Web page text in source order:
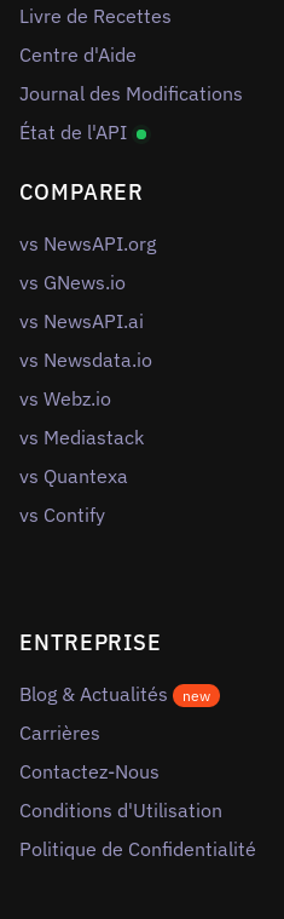
Livre de Recettes
Centre d'Aide
Journal des Modifications
État de l'API
COMPARER
vs NewsAPI.org
vs GNews.io
vs NewsAPI.ai
vs Newsdata.io
vs Webz.io
vs Mediastack
vs Quantexa
vs Contify
ENTREPRISE
Blog & Actualités new
Carrières
Contactez-Nous
Conditions d'Utilisation
Politique de Confidentialité